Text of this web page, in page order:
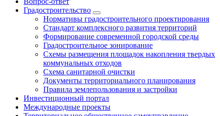
Градостроительство
Нормативы градостроительного проектирования
Стандарт комплексного развития территорий
Формирование современной городской среды
Градостроительное зонирование
Схемы размещения площадок накопления твердых
коммунальных отходов
Схема санитарной очистки
Документы территориального планирования
Правила землепользования и застройки
Инвестиционный портал
Международные проекты